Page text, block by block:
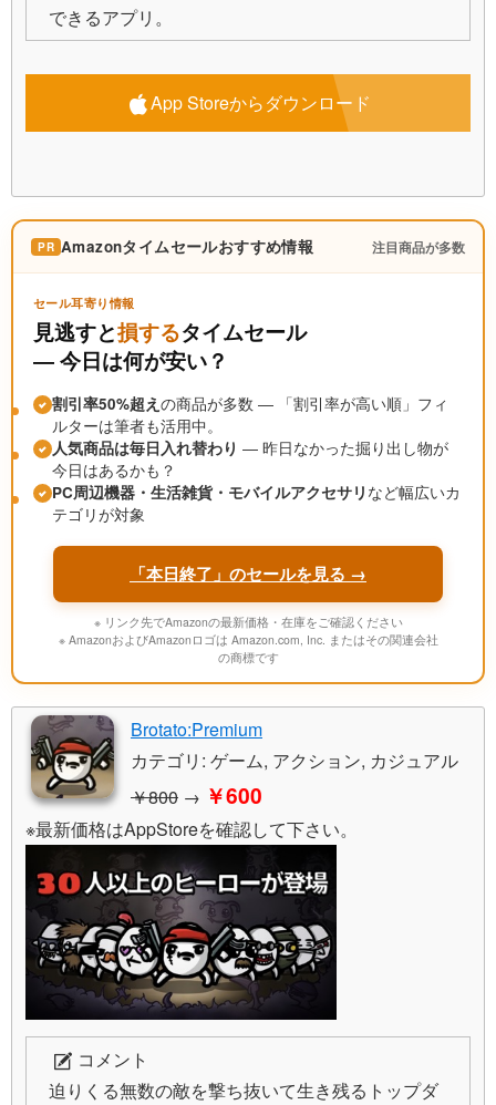
できるアプリ。
App Storeからダウンロード
PR Amazonタイムセールおすすめ情報 注目商品が多数
セール耳寄り情報
見逃すと損するタイムセール
― 今日は何が安い？
割引率50%超え の商品が多数 ― 「割引率が高い順」フィ
ルターは筆者も活用中。
人気商品は毎日入れ替わり ― 昨日なかった掘り出し物が
今日はあるかも？
PC周辺機器・生活雑貨・モバイルアクセサリ など幅広いカ
テゴリが対象
「本日終了」のセールを見る →
※ リンク先でAmazonの最新価格・在庫をご確認ください
※ AmazonおよびAmazonロゴは Amazon.com, Inc. またはその関連会社
の商標です
Brotato:Premium
カテゴリ: ゲーム, アクション, カジュアル
￥800 → ￥600
※最新価格はAppStoreを確認して下さい。
コメント
迫りくる無数の敵を撃ち抜いて生き残るトップダ